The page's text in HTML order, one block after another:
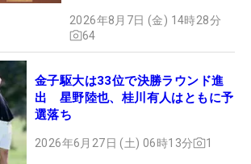
ュー
2026年8月7日 (金) 14時28分
64
金子駆大は33位で決勝ラウンド進
出 星野陸也、桂川有人はともに予
選落ち
2026年6月27日 (土) 06時13分 1